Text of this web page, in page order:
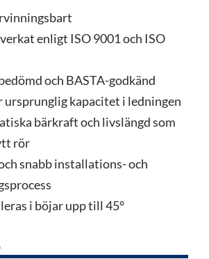
enligt ISO 9001 och ISO
och BASTA-godkänd
ursprunglig kapacitet i ledningen
bärkraft och livslängd som
rör
snabb installations- och
i böjar upp till 45°